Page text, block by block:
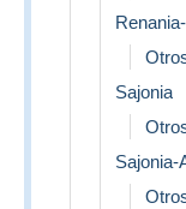
Sajonia
Sajonia-